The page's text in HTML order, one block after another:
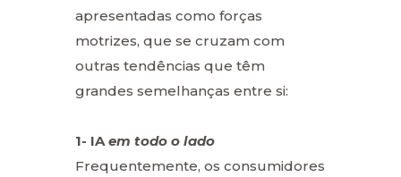
apresentadas como forças
motrizes, que se cruzam com
outras tendências que têm
grandes semelhanças entre si:
1- IAem todo o lado
Frequentemente, os consumidores